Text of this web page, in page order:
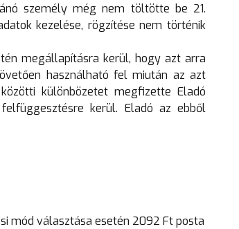
személy még nem töltötte be 21.
kezelése, rögzítése nem történik
megállapításra kerül, hogy azt arra
használható fel miután az azt
különbözetet megfizette Eladó
kerül. Eladó az ebből
mód választása esetén 2092 Ft posta